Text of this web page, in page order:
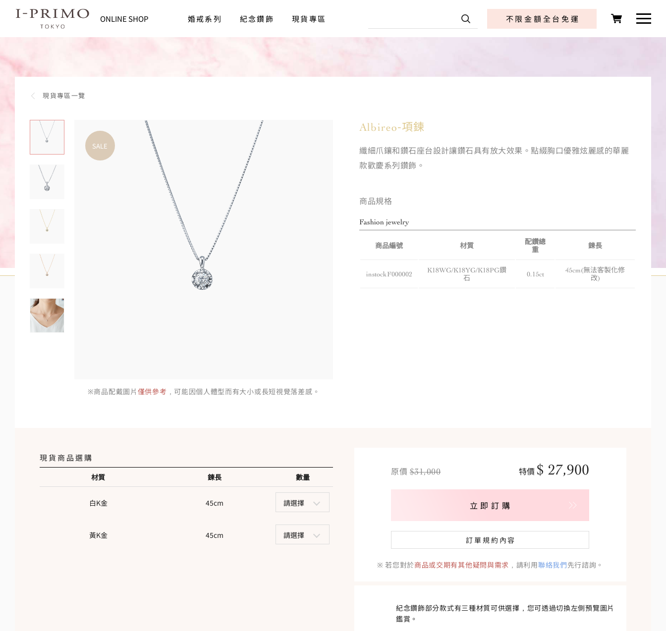
I-PRIMO台灣線上購物平台 | 鑽石、戒指、耳環、項鍊、手鍊、Baby Ring、鑽飾專賣店 首頁
ONLINE SHOP 婚戒系列 紀念鑽飾 現貨專區 不限金額全台免運
現貨專區一覽
SALE
※商品配戴圖片 僅供參考 ，可能因個人體型而有大小或長短視覺落差感。
Albireo-項鍊
纖細爪鑲和鑽石座台設計讓鑽石具有放大效果。點綴胸口優雅炫麗感的華麗
款歡慶系列鑽飾。
商品規格
Fashion jewelry
商品編號 材質
配鑽總
重
鍊長
instockF000002
K18WG/K18YG/K18PG鑽
石
0.15ct
45cm(無法客製化修
改)
現貨商品選購
材質 鍊長 數量
白K金 45cm 請選擇
黃K金 45cm 請選擇
原價 $31,000 特價$27,900
立即訂購
訂單規約內容
※ 若您對於商品或交期有其他疑問與需求 ，請利用聯絡我們先行諮詢。
紀念鑽飾部分款式有三種材質可供選擇，您可透過切換左側預覽圖片
鑑賞。
footer navigation